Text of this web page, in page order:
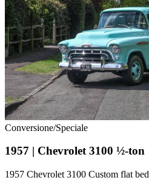
Conversione/Speciale
1957 | Chevrolet 3100 ½-ton
1957 Chevrolet 3100 Custom flat bed